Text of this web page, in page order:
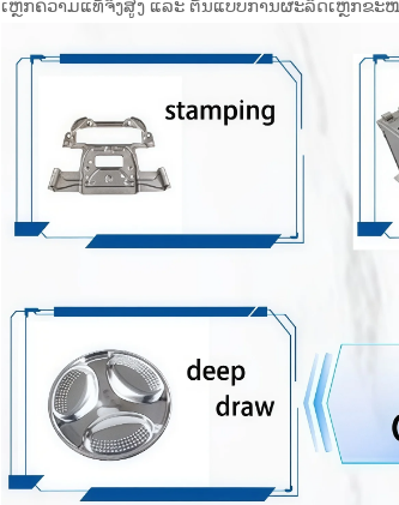
ເຫຼັກຄວາມແທ້ຈິງສູງ ແລະ ຕົ້ນແບບການຜະລິດເຫຼັກຂະ